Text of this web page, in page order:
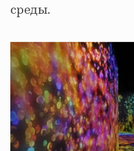
среды.